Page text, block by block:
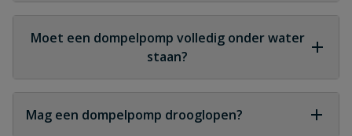
Ja, maar dat hangt af van het type. Voor vuil water
zijn vuilwaterpompen geschikt; voor helder water
zijn schoonwaterpompen beter.
Moet een dompelpomp volledig onder water
staan?
Ja, de motor heeft water nodig voor koeling. Een
pomp die te hoog staat, kan oververhit raken.
Mag een dompelpomp drooglopen?